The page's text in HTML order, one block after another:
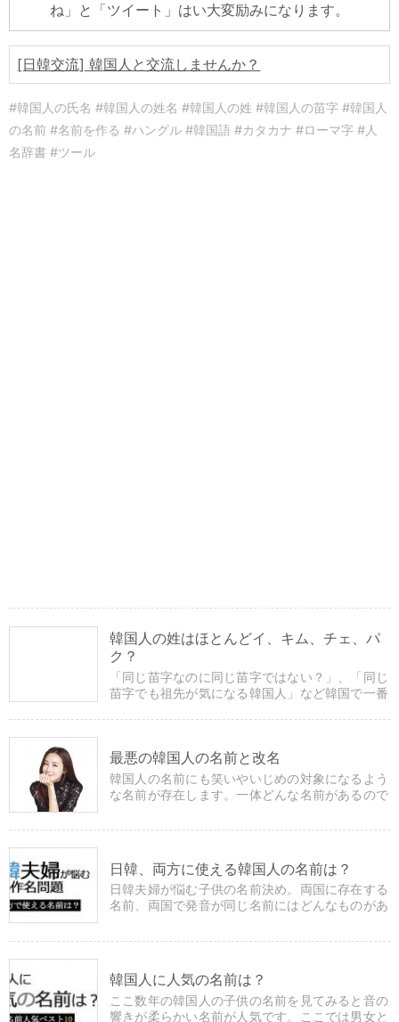
ね」と「ツイート」はい大変励みになります。
[日韓交流] 韓国人と交流しませんか？
#韓国人の氏名 #韓国人の姓名 #韓国人の姓 #韓国人の苗字 #韓国人
の名前 #名前を作る #ハングル #韓国語 #カタカナ #ローマ字 #人
名辞書 #ツール
韓国人の姓はほとんどイ、キム、チェ、パ
ク？
「同じ苗字なのに同じ苗字ではない？」、「同じ
苗字でも祖先が気になる韓国人」など韓国で一番
ています。
最悪の韓国人の名前と改名
韓国人の名前にも笑いやいじめの対象になるよう
な名前が存在します。一体どんな名前があるので
ています。
日韓、両方に使える韓国人の名前は？
日韓夫婦が悩む子供の名前決め。両国に存在する
名前、両国で発音が同じ名前にはどんなものがあ
韓国人に人気の名前は？
ここ数年の韓国人の子供の名前を見てみると音の
響きが柔らかい名前が人気です。ここでは男女と